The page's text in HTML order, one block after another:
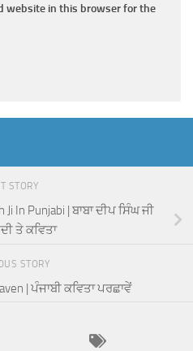
website in this browser for the
STORY
Ji In Punjabi | ਬਾਬਾ ਦੀਪ ਸਿੰਘ ਜੀ
ਤੇ ਕਵਿਤਾ
STORY
| ਪੰਜਾਬੀ ਕਵਿਤਾ ਪਰਛਾਵੇਂ